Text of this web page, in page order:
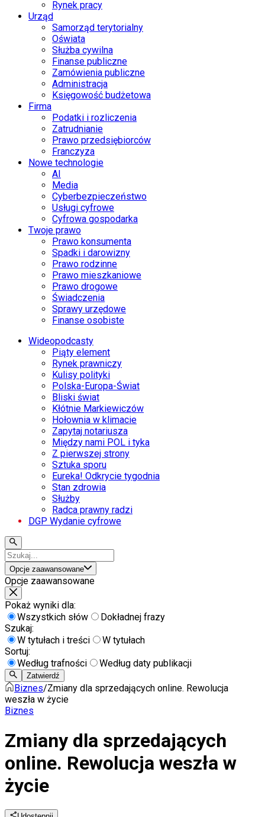
Rynek pracy
Urząd
Samorząd terytorialny
Oświata
Służba cywilna
Finanse publiczne
Zamówienia publiczne
Administracja
Księgowość budżetowa
Firma
Podatki i rozliczenia
Zatrudnianie
Prawo przedsiębiorców
Franczyza
Nowe technologie
AI
Media
Cyberbezpieczeństwo
Usługi cyfrowe
Cyfrowa gospodarka
Twoje prawo
Prawo konsumenta
Spadki i darowizny
Prawo rodzinne
Prawo mieszkaniowe
Prawo drogowe
Świadczenia
Sprawy urzędowe
Finanse osobiste
Wideopodcasty
Piąty element
Rynek prawniczy
Kulisy polityki
Polska-Europa-Świat
Bliski świat
Kłótnie Markiewiczów
Hołownia w klimacie
Zapytaj notariusza
Między nami POL i tyka
Z pierwszej strony
Sztuka sporu
Eureka! Odkrycie tygodnia
Stan zdrowia
Służby
Radca prawny radzi
DGP Wydanie cyfrowe
Opcje zaawansowane
Opcje zaawansowane
Pokaż wyniki dla:
Wszystkich słów
Dokładnej frazy
Szukaj:
W tytułach i treści
W tytułach
Sortuj:
Według trafności
Według daty publikacji
Zatwierdź
Biznes/Zmiany dla sprzedających online. Rewolucja
weszła w życie
Biznes
Zmiany dla sprzedających
online. Rewolucja weszła w
życie